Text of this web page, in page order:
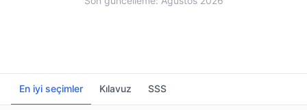
En iyi seçimler Kılavuz SSS